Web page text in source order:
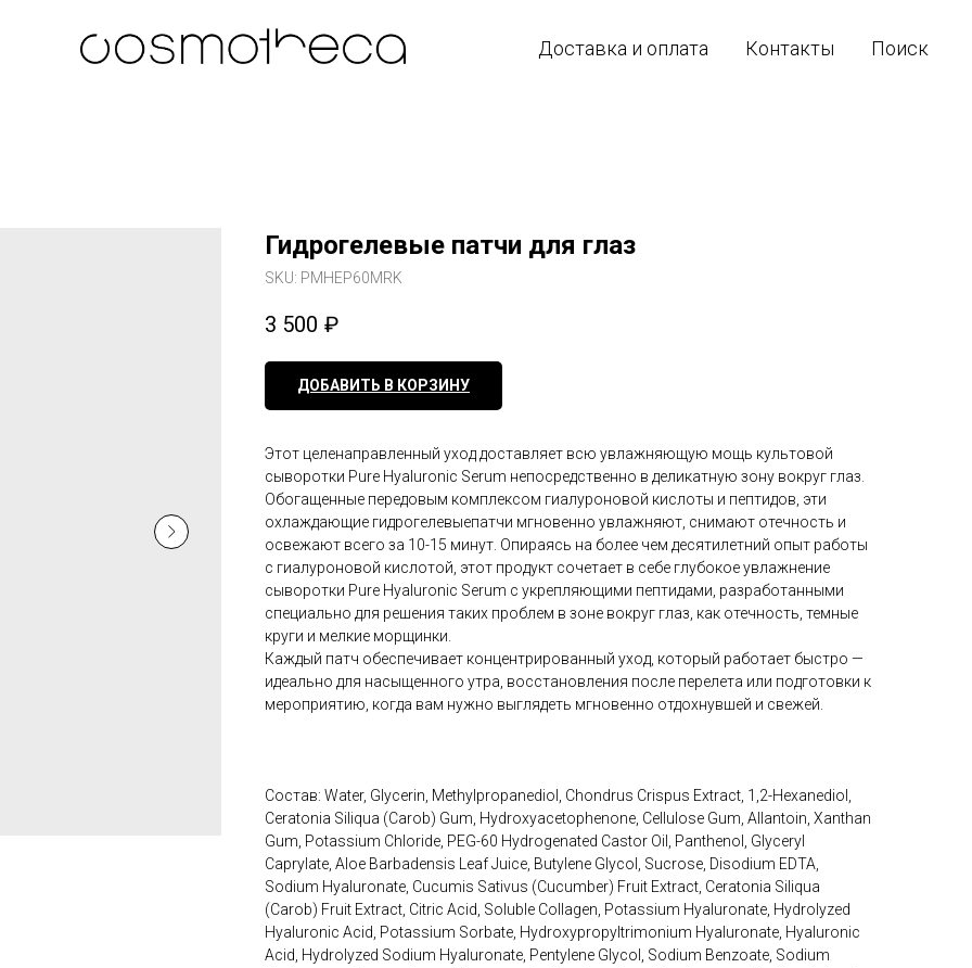
Доставка и оплата Контакты Поиск
Гидрогелевые патчи для глаз
SKU: PMHEP60MRK
3 500 ₽
ДОБАВИТЬ В КОРЗИНУ
Этот целенаправленный уход доставляет всю увлажняющую мощь культовой
сыворотки Pure Hyaluronic Serum непосредственно в деликатную зону вокруг глаз.
Обогащенные передовым комплексом гиалуроновой кислоты и пептидов, эти
охлаждающие гидрогелевыепатчи мгновенно увлажняют, снимают отечность и
освежают всего за 10-15 минут. Опираясь на более чем десятилетний опыт работы
с гиалуроновой кислотой, этот продукт сочетает в себе глубокое увлажнение
сыворотки Pure Hyaluronic Serum с укрепляющими пептидами, разработанными
специально для решения таких проблем в зоне вокруг глаз, как отечность, темные
круги и мелкие морщинки.
Каждый патч обеспечивает концентрированный уход, который работает быстро —
идеально для насыщенного утра, восстановления после перелета или подготовки к
мероприятию, когда вам нужно выглядеть мгновенно отдохнувшей и свежей.
Состав: Water, Glycerin, Methylpropanediol, Chondrus Crispus Extract, 1,2-Hexanediol,
Ceratonia Siliqua (Carob) Gum, Hydroxyacetophenone, Cellulose Gum, Allantoin, Xanthan
Gum, Potassium Chloride, PEG-60 Hydrogenated Castor Oil, Panthenol, Glyceryl
Caprylate, Aloe Barbadensis Leaf Juice, Butylene Glycol, Sucrose, Disodium EDTA,
Sodium Hyaluronate, Cucumis Sativus (Cucumber) Fruit Extract, Ceratonia Siliqua
(Carob) Fruit Extract, Citric Acid, Soluble Collagen, Potassium Hyaluronate, Hydrolyzed
Hyaluronic Acid, Potassium Sorbate, Hydroxypropyltrimonium Hyaluronate, Hyaluronic
Acid, Hydrolyzed Sodium Hyaluronate, Pentylene Glycol, Sodium Benzoate, Sodium